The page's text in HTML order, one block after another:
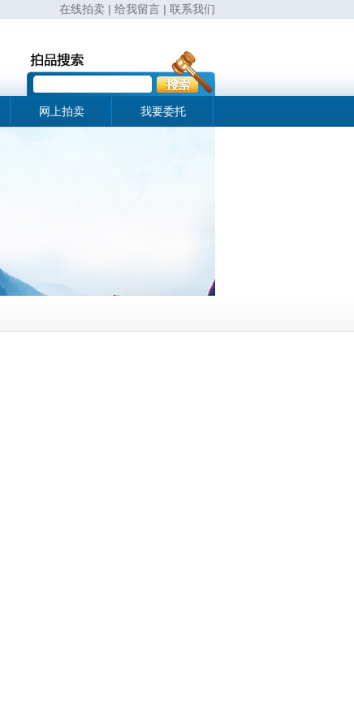
在线拍卖 | 给我留言 | 联系我们
网上拍卖 我要委托